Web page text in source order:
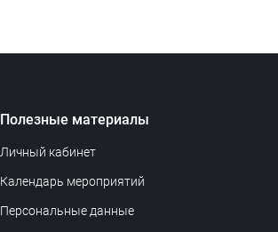
Полезные материалы
Личный кабинет
Календарь мероприятий
Персональные данные